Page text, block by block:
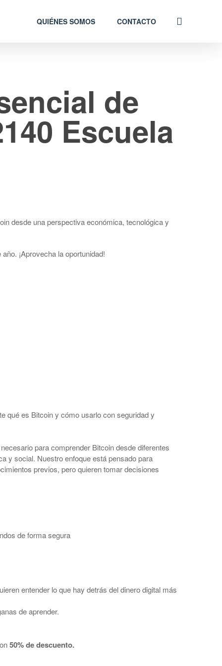
QUIÉNES SOMOS CONTACTO
de
Escuela
desde una perspectiva económica, tecnológica y
¡Aprovecha la oportunidad!
qué es Bitcoin y cómo usarlo con seguridad y
para comprender Bitcoin desde diferentes
y social. Nuestro enfoque está pensado para
previos, pero quieren tomar decisiones
de forma segura
entender lo que hay detrás del dinero digital más
de aprender.
50% de descuento.